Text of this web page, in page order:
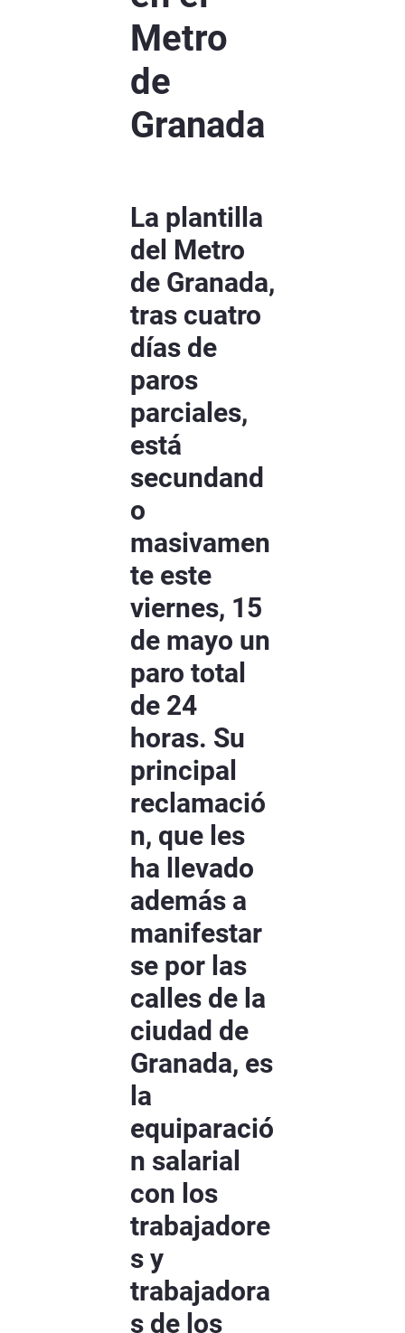
Metro
de
Granada
La plantilla
del Metro
de Granada,
tras cuatro
días de
paros
parciales,
está
secundand
o
masivamen
te este
viernes, 15
de mayo un
paro total
de 24
horas. Su
principal
reclamació
n, que les
ha llevado
además a
manifestar
se por las
calles de la
ciudad de
Granada, es
la
equiparació
n salarial
con los
trabajadore
s y
trabajadora
s de los